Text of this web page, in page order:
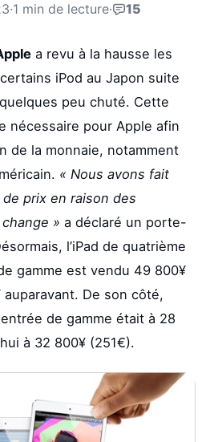
·1 min de lecture· 15
a revu à la hausse les
iPod au Japon suite
peu chuté. Cette
nécessaire pour Apple afin
de la monnaie, notamment
« Nous avons fait
prix en raison des
» a déclaré un porte-
l’iPad de quatrième
gamme est vendu 49 800¥
De son côté,
de gamme était à 28
à 32 800¥ (251€).